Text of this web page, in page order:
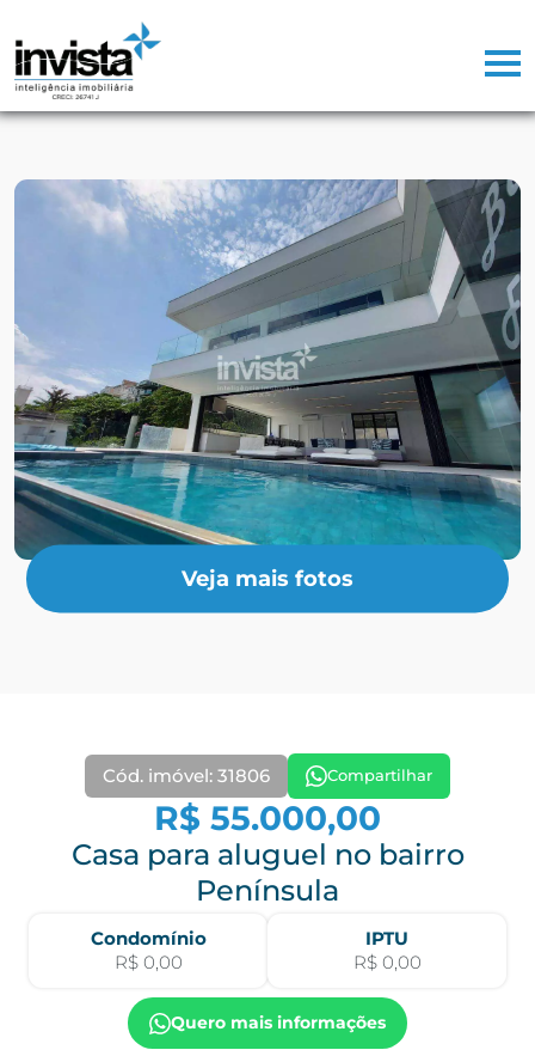
Veja mais fotos
Cód. imóvel: 31806 Compartilhar
R$ 55.000,00
Casa para aluguel no bairro
Península
Condomínio
R$ 0,00
IPTU
R$ 0,00
Quero mais informações